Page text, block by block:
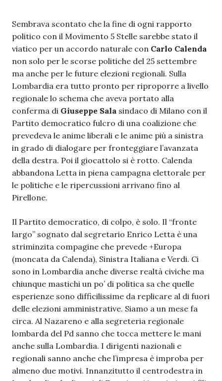
Sembrava scontato che la fine di ogni rapporto
politico con il Movimento 5 Stelle sarebbe stato il
viatico per un accordo naturale con Carlo Calenda
non solo per le scorse politiche del 25 settembre
ma anche per le future elezioni regionali. Sulla
Lombardia era tutto pronto per riproporre a livello
regionale lo schema che aveva portato alla
conferma di Giuseppe Sala sindaco di Milano con il
Partito democratico fulcro di una coalizione che
prevedeva le anime liberali e le anime più a sinistra
in grado di dialogare per fronteggiare l’avanzata
della destra. Poi il giocattolo si è rotto. Calenda
abbandona Letta in piena campagna elettorale per
le politiche e le ripercussioni arrivano fino al
Pirellone.
Il Partito democratico, di colpo, è solo. Il “fronte
largo” sognato dal segretario Enrico Letta è una
striminzita compagine che prevede +Europa
(moncata da Calenda), Sinistra Italiana e Verdi. Ci
sono in Lombardia anche diverse realtà civiche ma
chiunque mastichi un po’ di politica sa che quelle
esperienze sono difficilissime da replicare al di fuori
delle elezioni amministrative. Siamo a un mese fa
circa. Al Nazareno e alla segreteria regionale
lombarda del Pd sanno che tocca mettere le mani
anche sulla Lombardia. I dirigenti nazionali e
regionali sanno anche che l’impresa è improba per
almeno due motivi. Innanzitutto il centrodestra in